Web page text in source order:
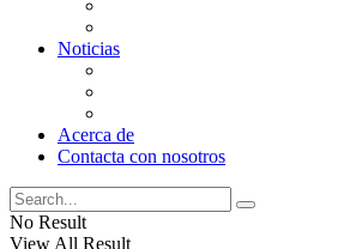
Noticias
Acerca de
Contacta con nosotros
No Result
View All Result